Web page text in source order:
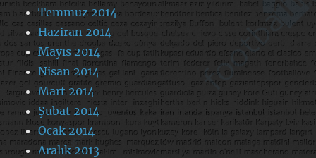
Temmuz 2014
Haziran 2014
Mayıs 2014
Nisan 2014
Mart 2014
Şubat 2014
Ocak 2014
Aralık 2013